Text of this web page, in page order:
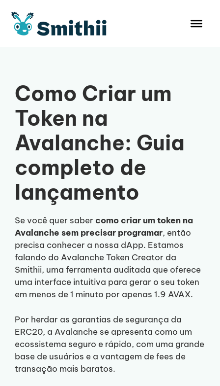
para
Como Criar um
Token na
Avalanche: Guia
completo de
lançamento
Se você quer saber como criar um token na
Avalanche sem precisar programar, então
precisa conhecer a nossa dApp. Estamos
falando do Avalanche Token Creator da
Smithii, uma ferramenta auditada que oferece
uma interface intuitiva para gerar o seu token
em menos de 1 minuto por apenas 1.9 AVAX.
Por herdar as garantias de segurança da
ERC20, a Avalanche se apresenta como um
ecossistema seguro e rápido, com uma grande
base de usuários e a vantagem de fees de
transação mais baratos.